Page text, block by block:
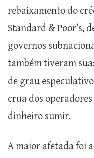
rebaixamento do
Standard & Poor’s,
governos
também tiveram
de grau
crua dos
dinheiro sumir.
A maior afetada foi